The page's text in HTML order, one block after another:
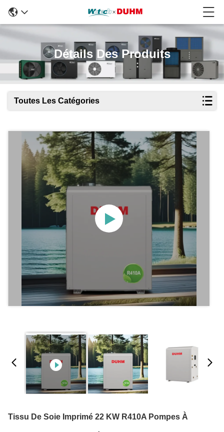
Détails Des Produits
Toutes Les Catégories
Tissu De Soie Imprimé 22 KW R410A Pompes À